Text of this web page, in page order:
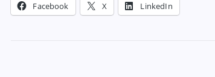
Facebook X LinkedIn